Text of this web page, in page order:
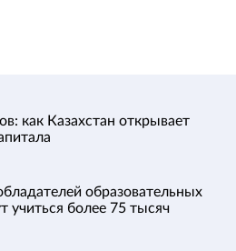
как Казахстан открывает
образовательных
учиться более 75 тысяч